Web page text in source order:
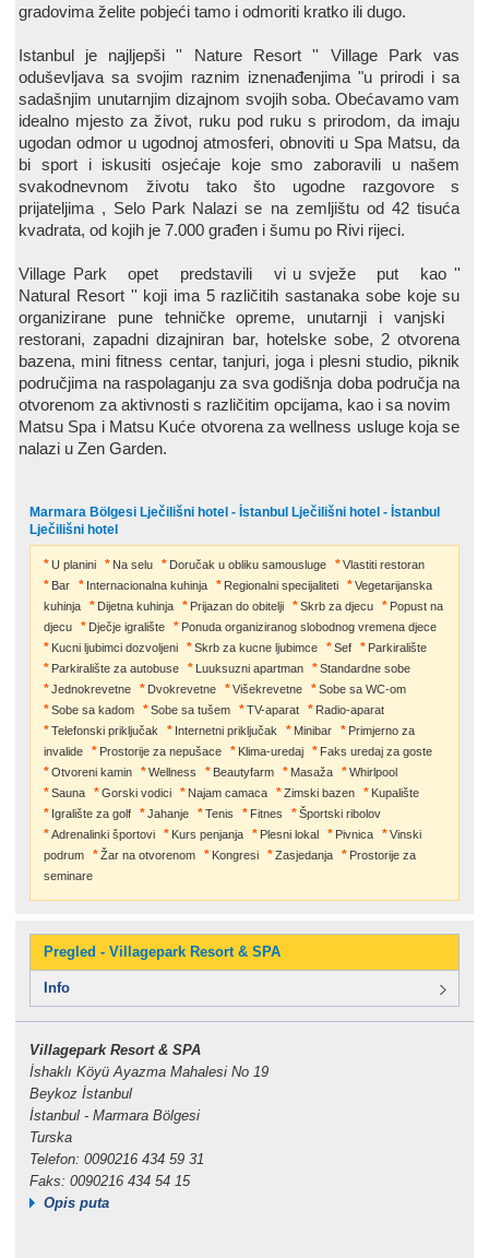
gradovima želite pobjeći tamo i odmoriti kratko ili dugo.
Istanbul
je najljepši '' Nature Resort '' Village Park vas
oduševljava sa svojim raznim iznenađenjima "u prirodi i sa
sadašnjim unutarnjim dizajnom svojih soba. Obećavamo vam
idealno mjesto za život, ruku pod ruku s prirodom, da imaju
ugodan odmor u ugodnoj atmosferi, obnoviti u Spa Matsu, da
bi sport i iskusiti osjećaje koje smo zaboravili u našem
svakodnevnom životu tako što ugodne razgovore s
prijateljima , Selo Park Nalazi se na zemljištu od 42 tisuća
kvadrata, od kojih je 7.000 građen i šumu po Rivi rijeci.
Village Park opet predstavili vi u svježe put
kao ''
Natural Resort '' koji ima 5 različitih sastanaka sobe koje su
organizirane pune tehničke opreme, unutarnji i vanjski
restorani, zapadni dizajniran bar, hotelske sobe, 2 otvorena
bazena, mini fitness centar, tanjuri, joga i plesni studio, piknik
područjima na raspolaganju za sva godišnja doba područja na
otvorenom za aktivnosti s različitim opcijama, kao i sa novim
Matsu Spa i Matsu Kuće otvorena za wellness usluge koja se
nalazi u Zen Garden.
Marmara Bölgesi Lječilišni hotel - İstanbul Lječilišni hotel - İstanbul
Lječilišni hotel
U planini Na selu Doručak u obliku samousluge
Vlastiti restoran
Bar
Internacionalna kuhinja Regionalni specijaliteti
Vegetarijanska
kuhinja
Dijetna kuhinja Prijazan do obitelji Skrb za djecu
Popust na
djecu
Dječje igralište
Ponuda organiziranog slobodnog vremena djece
Kucni ljubimci dozvoljeni
Skrb za kucne ljubimce Sef
Parkiralište
Parkiralište za autobuse
Luuksuzni apartman
Standardne sobe
Jednokrevetne
Dvokrevetne Višekrevetne
Sobe sa WC-om
Sobe sa kadom
Sobe sa tušem TV-aparat
Radio-aparat
Telefonski priključak
Internetni priključak Minibar
Primjerno za
invalide
Prostorije za nepušace Klima-uredaj
Faks uredaj za goste
Otvoreni kamin
Wellness Beautyfarm Masaža
Whirlpool
Sauna
Gorski vodici Najam camaca Zimski bazen
Kupalište
Igralište za golf
Jahanje Tenis Fitnes
Športski ribolov
Adrenalinki športovi
Kurs penjanja Plesni lokal Pivnica
Vinski
podrum
Žar na otvorenom Kongresi Zasjedanja
Prostorije za
seminare
Pregled - Villagepark Resort & SPA
Info
Villagepark Resort & SPA
İshaklı Köyü Ayazma Mahalesi No 19
Beykoz İstanbul
İstanbul - Marmara Bölgesi
Turska
Telefon: 0090216 434 59 31
Faks: 0090216 434 54 15
Opis puta